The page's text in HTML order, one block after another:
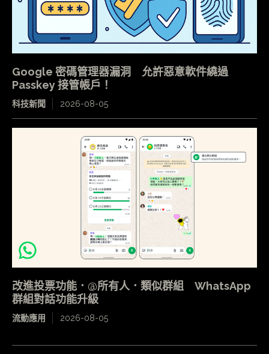
Google 密碼管理器漏洞 允許惡意軟件繞過
Passkey 接管帳戶！
科技新聞 2026-08-05
改進投票功能．@所有人．類似群組 WhatsApp
群組對話功能升級
流動應用 2026-08-05